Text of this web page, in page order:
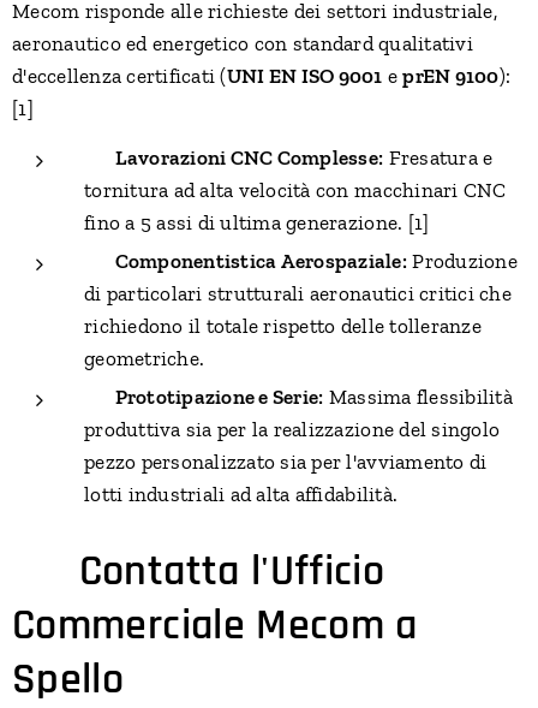
Mecom risponde alle richieste dei settori industriale,
aeronautico ed energetico con standard qualitativi
d'eccellenza certificati (UNI EN ISO 9001 eprEN 9100):
[1]
Lavorazioni CNC Complesse: Fresatura e
tornitura ad alta velocità con macchinari CNC
fino a 5 assi di ultima generazione. [1]
Componentistica Aerospaziale: Produzione
di particolari strutturali aeronautici critici che
richiedono il totale rispetto delle tolleranze
geometriche.
Prototipazione e Serie: Massima flessibilità
produttiva sia per la realizzazione del singolo
pezzo personalizzato sia per l'avviamento di
lotti industriali ad alta affidabilità.
Contatta l'Ufficio
Commerciale Mecom a
Spello